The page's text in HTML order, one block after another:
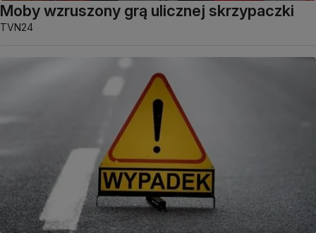
Moby wzruszony grą ulicznej skrzypaczki
TVN24